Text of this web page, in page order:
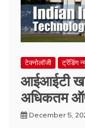
टेक्नोलॉजी ट्रेंडिंग
आईआईटी
अधिकतम
December 5,